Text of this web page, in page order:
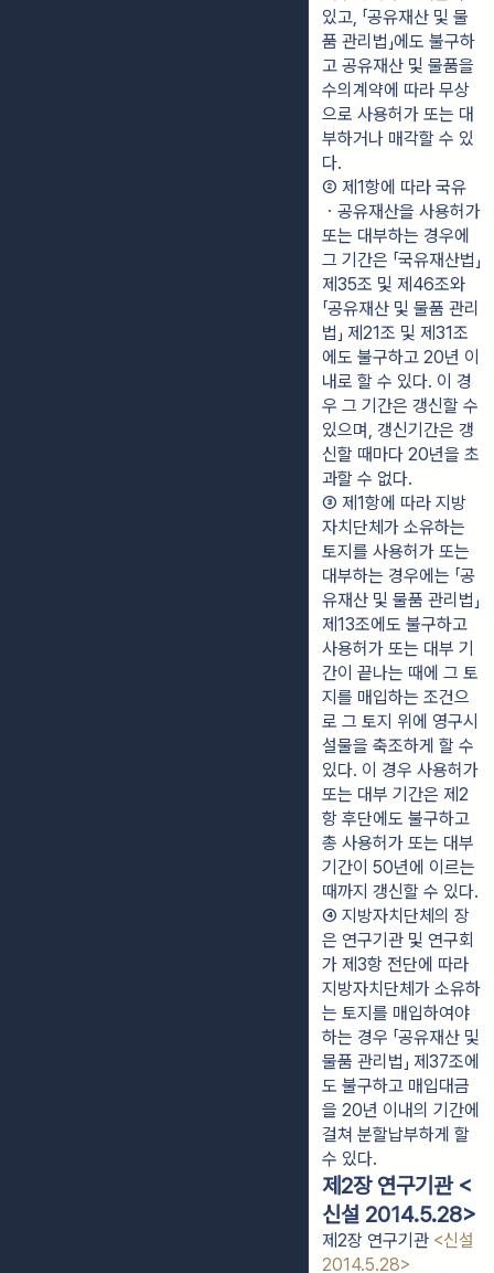
있고, 「공유재산 및 물
품 관리법」에도 불구하
고 공유재산 및 물품을
수의계약에 따라 무상
으로 사용허가 또는 대
부하거나 매각할 수 있
다.
② 제1항에 따라 국유
ㆍ공유재산을 사용허가
또는 대부하는 경우에
그 기간은 「국유재산법」
제35조 및 제46조와
「공유재산 및 물품 관리
법」 제21조 및 제31조
에도 불구하고 20년 이
내로 할 수 있다. 이 경
우 그 기간은 갱신할 수
있으며, 갱신기간은 갱
신할 때마다 20년을 초
과할 수 없다.
③ 제1항에 따라 지방
자치단체가 소유하는
토지를 사용허가 또는
대부하는 경우에는 「공
유재산 및 물품 관리법」
제13조에도 불구하고
사용허가 또는 대부 기
간이 끝나는 때에 그 토
지를 매입하는 조건으
로 그 토지 위에 영구시
설물을 축조하게 할 수
있다. 이 경우 사용허가
또는 대부 기간은 제2
항 후단에도 불구하고
총 사용허가 또는 대부
기간이 50년에 이르는
때까지 갱신할 수 있다.
④ 지방자치단체의 장
은 연구기관 및 연구회
가 제3항 전단에 따라
지방자치단체가 소유하
는 토지를 매입하여야
하는 경우 「공유재산 및
물품 관리법」 제37조에
도 불구하고 매입대금
을 20년 이내의 기간에
걸쳐 분할납부하게 할
수 있다.
제2장 연구기관 <
신설 2014.5.28>
제2장 연구기관 <신설
2014.5.28>